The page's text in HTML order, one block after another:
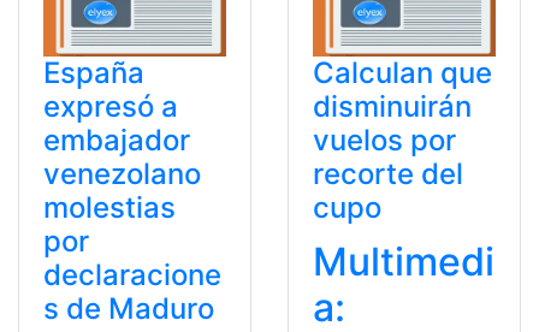
España
expresó a
embajador
venezolano
molestias
por
declaracione
s de Maduro
Calculan que
disminuirán
vuelos por
recorte del
cupo
Multimedi
a: